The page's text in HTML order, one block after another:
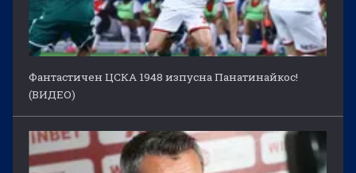
Фантастичен ЦСКА 1948 изпусна Панатинайкос!
(ВИДЕО)